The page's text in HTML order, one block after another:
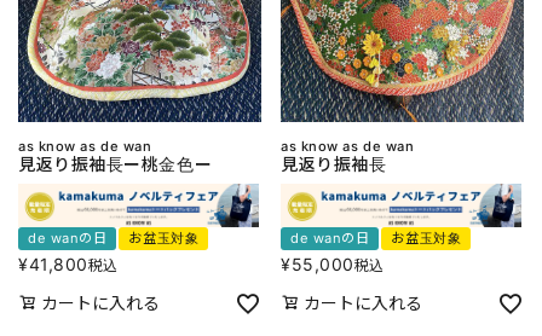
as know as de wan
見返り振袖長ー桃金色ー
de wanの日 お盆玉対象
¥41,800税込
カートに入れる
as know as de wan
見返り振袖長
de wanの日 お盆玉対象
¥55,000税込
カートに入れる